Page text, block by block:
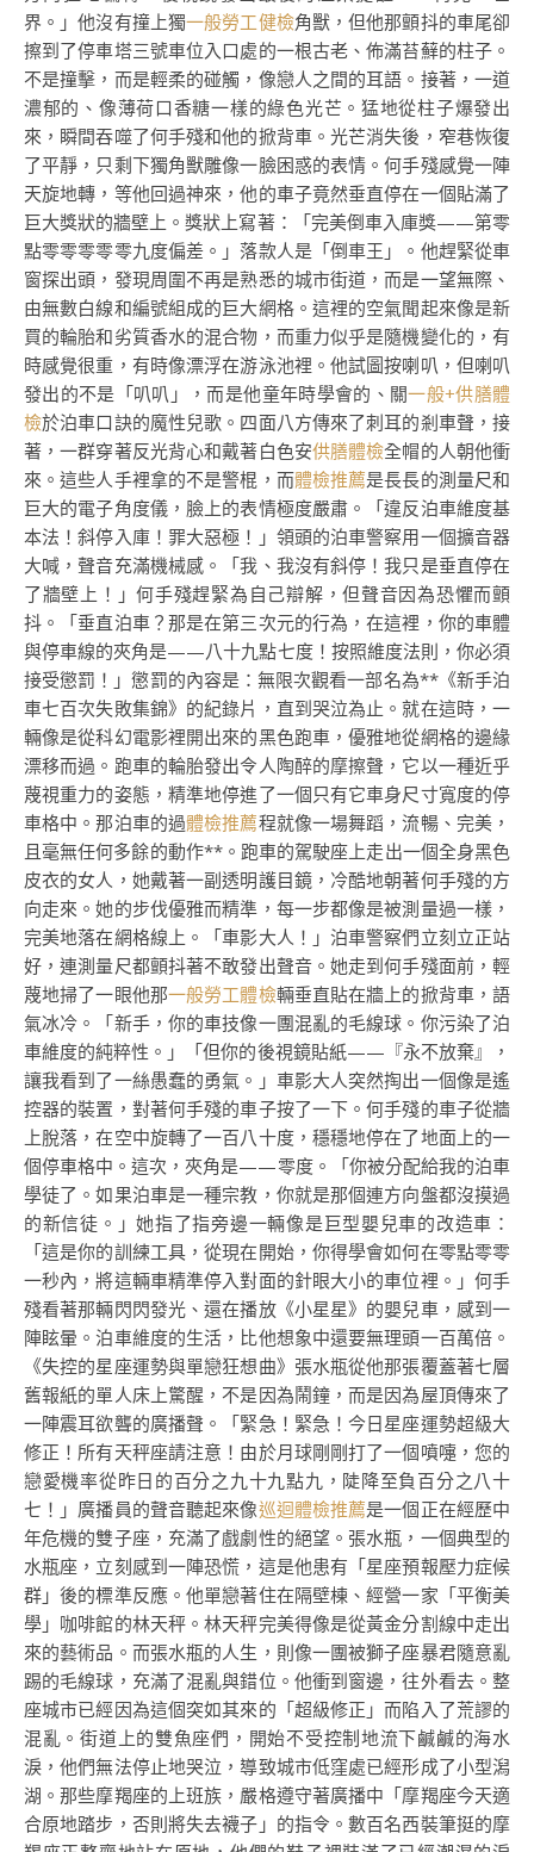
界。」他沒有撞上獨一般勞工健檢角獸，但他那顫抖的車尾卻
擦到了停車塔三號車位入口處的一根古老、佈滿苔蘚的柱子。
不是撞擊，而是輕柔的碰觸，像戀人之間的耳語。接著，一道
濃郁的、像薄荷口香糖一樣的綠色光芒。猛地從柱子爆發出
來，瞬間吞噬了何手殘和他的掀背車。光芒消失後，窄巷恢復
了平靜，只剩下獨角獸雕像一臉困惑的表情。何手殘感覺一陣
天旋地轉，等他回過神來，他的車子竟然垂直停在一個貼滿了
巨大獎狀的牆壁上。獎狀上寫著：「完美倒車入庫獎——第零
點零零零零零九度偏差。」落款人是「倒車王」。他趕緊從車
窗探出頭，發現周圍不再是熟悉的城市街道，而是一望無際、
由無數白線和編號組成的巨大網格。這裡的空氣聞起來像是新
買的輪胎和劣質香水的混合物，而重力似乎是隨機變化的，有
時感覺很重，有時像漂浮在游泳池裡。他試圖按喇叭，但喇叭
發出的不是「叭叭」，而是他童年時學會的、關一般+供膳體
檢於泊車口訣的魔性兒歌。四面八方傳來了刺耳的剎車聲，接
著，一群穿著反光背心和戴著白色安供膳體檢全帽的人朝他衝
來。這些人手裡拿的不是警棍，而體檢推薦是長長的測量尺和
巨大的電子角度儀，臉上的表情極度嚴肅。「違反泊車維度基
本法！斜停入庫！罪大惡極！」領頭的泊車警察用一個擴音器
大喊，聲音充滿機械感。「我、我沒有斜停！我只是垂直停在
了牆壁上！」何手殘趕緊為自己辯解，但聲音因為恐懼而顫
抖。「垂直泊車？那是在第三次元的行為，在這裡，你的車體
與停車線的夾角是——八十九點七度！按照維度法則，你必須
接受懲罰！」懲罰的內容是：無限次觀看一部名為**《新手泊
車七百次失敗集錦》的紀錄片，直到哭泣為止。就在這時，一
輛像是從科幻電影裡開出來的黑色跑車，優雅地從網格的邊緣
漂移而過。跑車的輪胎發出令人陶醉的摩擦聲，它以一種近乎
蔑視重力的姿態，精準地停進了一個只有它車身尺寸寬度的停
車格中。那泊車的過體檢推薦程就像一場舞蹈，流暢、完美，
且毫無任何多餘的動作**。跑車的駕駛座上走出一個全身黑色
皮衣的女人，她戴著一副透明護目鏡，冷酷地朝著何手殘的方
向走來。她的步伐優雅而精準，每一步都像是被測量過一樣，
完美地落在網格線上。「車影大人！」泊車警察們立刻立正站
好，連測量尺都顫抖著不敢發出聲音。她走到何手殘面前，輕
蔑地掃了一眼他那一般勞工體檢輛垂直貼在牆上的掀背車，語
氣冰冷。「新手，你的車技像一團混亂的毛線球。你污染了泊
車維度的純粹性。」「但你的後視鏡貼紙——『永不放棄』，
讓我看到了一絲愚蠢的勇氣。」車影大人突然掏出一個像是遙
控器的裝置，對著何手殘的車子按了一下。何手殘的車子從牆
上脫落，在空中旋轉了一百八十度，穩穩地停在了地面上的一
個停車格中。這次，夾角是——零度。「你被分配給我的泊車
學徒了。如果泊車是一種宗教，你就是那個連方向盤都沒摸過
的新信徒。」她指了指旁邊一輛像是巨型嬰兒車的改造車：
「這是你的訓練工具，從現在開始，你得學會如何在零點零零
一秒內，將這輛車精準停入對面的針眼大小的車位裡。」何手
殘看著那輛閃閃發光、還在播放《小星星》的嬰兒車，感到一
陣眩暈。泊車維度的生活，比他想象中還要無理頭一百萬倍。
《失控的星座運勢與單戀狂想曲》張水瓶從他那張覆蓋著七層
舊報紙的單人床上驚醒，不是因為鬧鐘，而是因為屋頂傳來了
一陣震耳欲聾的廣播聲。「緊急！緊急！今日星座運勢超級大
修正！所有天秤座請注意！由於月球剛剛打了一個噴嚏，您的
戀愛機率從昨日的百分之九十九點九，陡降至負百分之八十
七！」廣播員的聲音聽起來像巡迴體檢推薦是一個正在經歷中
年危機的雙子座，充滿了戲劇性的絕望。張水瓶，一個典型的
水瓶座，立刻感到一陣恐慌，這是他患有「星座預報壓力症候
群」後的標準反應。他單戀著住在隔壁棟、經營一家「平衡美
學」咖啡館的林天秤。林天秤完美得像是從黃金分割線中走出
來的藝術品。而張水瓶的人生，則像一團被獅子座暴君隨意亂
踢的毛線球，充滿了混亂與錯位。他衝到窗邊，往外看去。整
座城市已經因為這個突如其來的「超級修正」而陷入了荒謬的
混亂。街道上的雙魚座們，開始不受控制地流下鹹鹹的海水
淚，他們無法停止地哭泣，導致城市低窪處已經形成了小型潟
湖。那些摩羯座的上班族，嚴格遵守著廣播中「摩羯座今天適
合原地踏步，否則將失去襪子」的指令。數百名西裝筆挺的摩